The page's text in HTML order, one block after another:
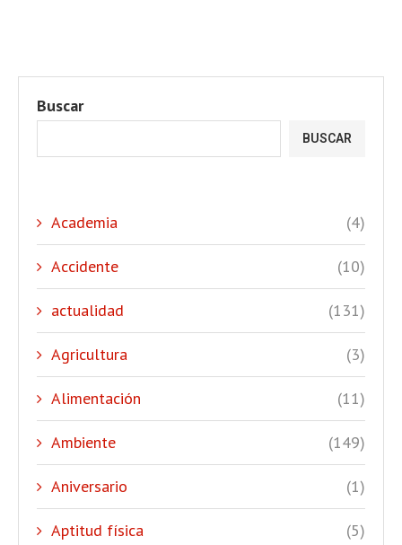
Buscar
BUSCAR
Academia (4)
Accidente (10)
actualidad (131)
Agricultura (3)
Alimentación (11)
Ambiente (149)
Aniversario (1)
Aptitud física (5)